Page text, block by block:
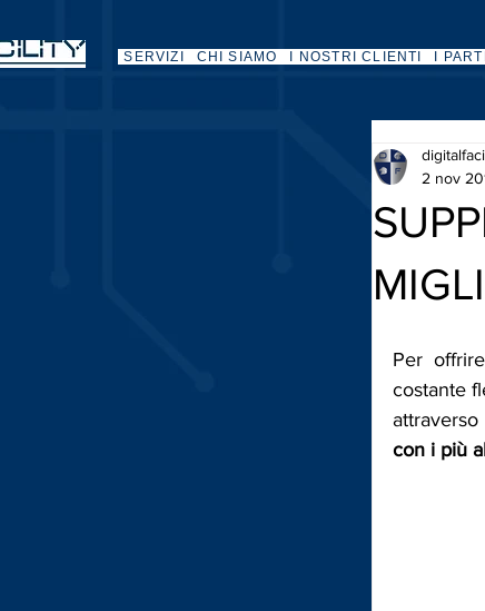
SERVIZI CHI SIAMO I NOSTRI CLIENTI I
2 nov
Per
costante
con i più